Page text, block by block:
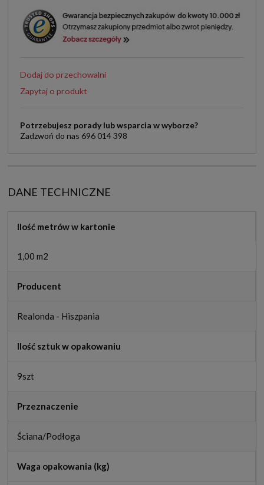
Dodaj do przechowalni
Zapytaj o produkt
Potrzebujesz porady lub wsparcia w wyborze?
Zadzwoń do nas 696 014 398
DANE TECHNICZNE
Ilość metrów w kartonie
1,00 m2
Producent
Realonda - Hiszpania
Ilość sztuk w opakowaniu
9szt
Przeznaczenie
Ściana/Podłoga
Waga opakowania (kg)